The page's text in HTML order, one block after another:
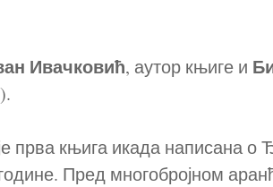
Ивачковић, аутор књиге и
прва књига икада написана о
Пред многобројном